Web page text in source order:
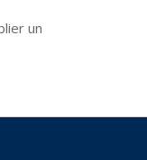
un